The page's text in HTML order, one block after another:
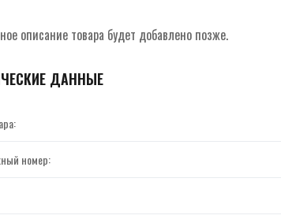
описание товара будет добавлено позже.
ДАННЫЕ
номер: